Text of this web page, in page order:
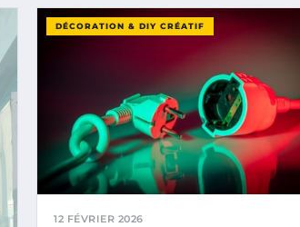
DÉCORATION & DIY CRÉATIF
12 FÉVRIER 2026